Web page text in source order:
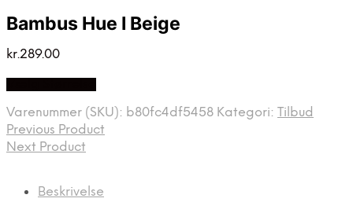
Bambus Hue I Beige
kr.289.00
Varenummer (SKU): b80fc4df5458 Kategori: Tilbud
Previous Product
Next Product
Beskrivelse